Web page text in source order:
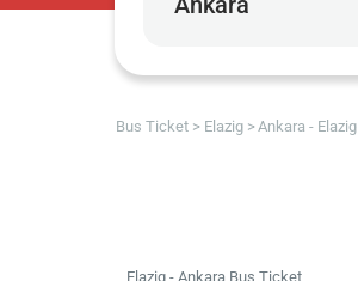
Bus Ticket Elazig Ankara - Elazig
Elazig - Ankara Bus Ticket